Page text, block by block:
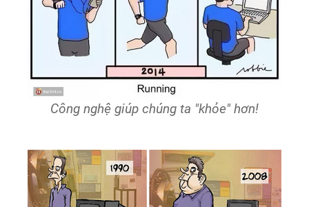
Công nghệ giúp chúng ta "khỏe" hơn!